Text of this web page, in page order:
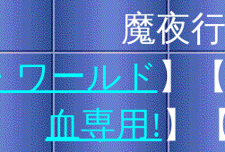
魔夜
ワールド】
血専用!】